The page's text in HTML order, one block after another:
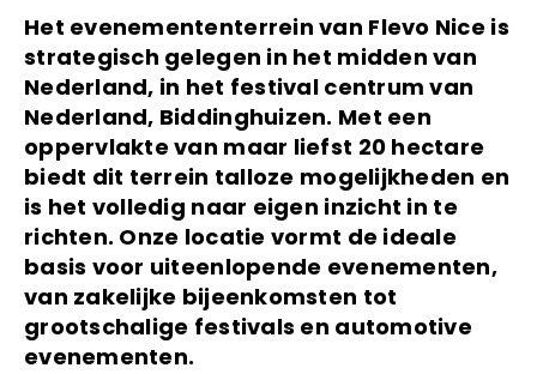
Het evenemententerrein van Flevo Nice is
strategisch gelegen in het midden van
Nederland, in het festival centrum van
Nederland, Biddinghuizen. Met een
oppervlakte van maar liefst 20 hectare
biedt dit terrein talloze mogelijkheden en
is het volledig naar eigen inzicht in te
richten. Onze locatie vormt de ideale
basis voor uiteenlopende evenementen,
van zakelijke bijeenkomsten tot
grootschalige festivals en automotive
evenementen.